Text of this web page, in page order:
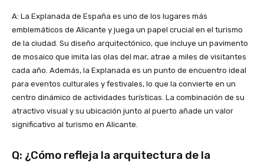
A: La Explanada de España es uno de los lugares más
emblemáticos de Alicante y juega un papel crucial en el turismo
de la ciudad. Su diseño arquitectónico, que incluye un pavimento
de mosaico que imita las olas del mar, atrae a miles de visitantes
cada año. Además, la Explanada es un punto de encuentro ideal
para eventos culturales y festivales, lo que la convierte en un
centro dinámico de actividades turísticas. La combinación de su
atractivo visual y su ubicación junto al puerto añade un valor
significativo al turismo en Alicante.
Q: ¿Cómo refleja la arquitectura de la